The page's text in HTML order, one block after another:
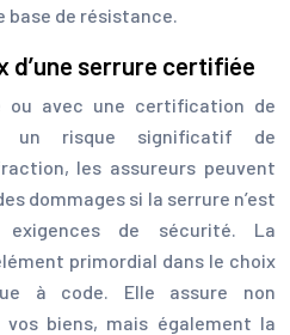
base de résistance.
d’une serrure certifiée
ou avec une certification de
un risque significatif de
les assureurs peuvent
dommages si la serrure n’est
de sécurité. La
primordial dans le choix
à code. Elle assure non
biens, mais également la